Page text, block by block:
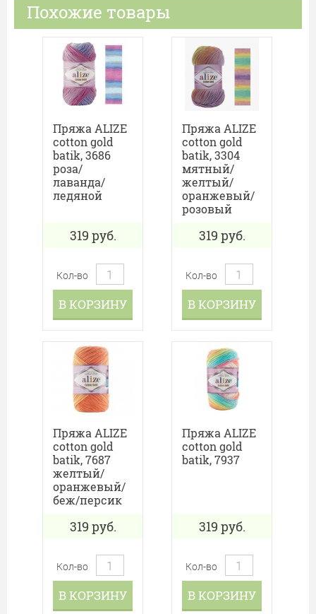
Похожие товары
Пряжа ALIZE
cotton gold
batik, 3686
роза/
лаванда/
ледяной
319 руб.
Кол-во
В КОРЗИНУ
Пряжа ALIZE
cotton gold
batik, 3304
мятный/
желтый/
оранжевый/
розовый
319 руб.
Кол-во
В КОРЗИНУ
Пряжа ALIZE
cotton gold
batik, 7687
желтый/
оранжевый/
беж/персик
319 руб.
Кол-во
В КОРЗИНУ
Пряжа ALIZE
cotton gold
batik, 7937
319 руб.
Кол-во
В КОРЗИНУ